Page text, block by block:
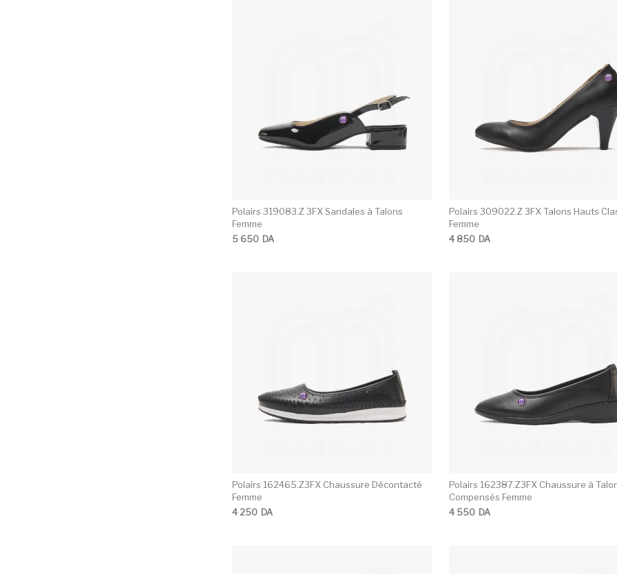
Polairs 319083.Z 3FX Sandales à Talons
Femme
5 650 DA
Polairs 309022.Z 3FX Talons Hauts
Femme
4 850 DA
Polairs 162465.Z3FX Chaussure Décontacté
Femme
4 250 DA
Polairs 162387.Z3FX Chaussure à
Compensés Femme
4 550 DA